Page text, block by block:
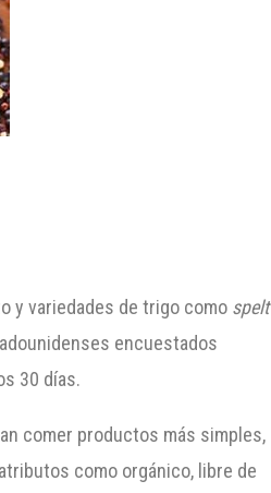
y variedades de trigo como spelt
encuestados
30 días.
comer productos más simples,
como orgánico, libre de